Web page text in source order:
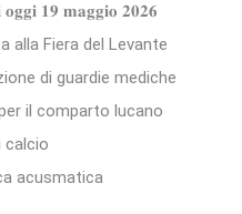
𝐨𝐠𝐠𝐢 𝟏𝟗 𝐦𝐚𝐠𝐠𝐢𝐨 𝟐𝟎𝟐𝟔
alla Fiera del Levante
di guardie mediche
il comparto lucano
calcio
acusmatica